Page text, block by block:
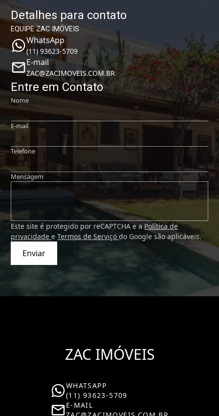
Detalhes para contato
EQUIPE ZAC IMÓVEIS
WhatsApp
(11) 93623-5709
E-mail
ZAC@ZACIMOVEIS.COM.BR
Entre em Contato
Nome
E-mail
Telefone
Mensagem
Este site é protegido por reCAPTCHA e a Política de
privacidadeeTermos de Serviçodo Google são aplicáveis.
Enviar
ZAC IMÓVEIS
WHATSAPP
(11) 93623-5709
E-MAIL